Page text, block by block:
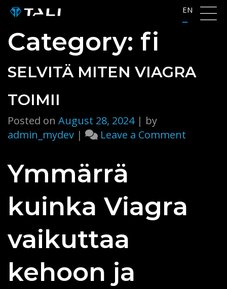
Skip
content
EN
Category: fi
SELVITÄ MITEN VIAGRA
TOIMII
Posted on August 28, 2024| by
admin_mydev | Leave a Comment
Ymmärrä
kuinka Viagra
vaikuttaa
kehoon ja